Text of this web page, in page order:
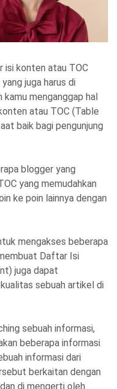
isi konten atau TOC
juga harus di
menganggap hal
atau TOC (Table
baik bagi pengunjung
blogger yang
yang memudahkan
ke poin lainnya dengan
mengakses beberapa
Daftar Isi
juga dapat
sebuah artikel di
sebuah informasi,
beberapa informasi
informasi dari
berkaitan dengan
di mengerti oleh